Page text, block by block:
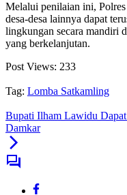
Melalui penilaian ini,
desa-desa lainnya dapat
lingkungan secara mandiri
yang berkelanjutan.
Post Views: 233
Tag: Lomba Satkamling
Bupati Ilham Lawidu
Damkar